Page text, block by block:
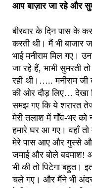
आप बाज़ार जा रहे और
बीरवार के दिन पास के
करती थी। मैं भी बाजार
भाई मनीराम मिल गए।
जा रहे हैं, भाभी सुमरती
रही थी।….. मनीराम
की ओर दौड़ लिए… देखा
समझ गए कि ये शरारत
मेरी तलाश में गाँव-भर को
हमारे घर आ गए। वहाँ
मेरे पास आए और गुस्से
जमाई और बोले बदमाश!
भी की तो पिटेगा बहुत।
चले गए। और मैंने भी